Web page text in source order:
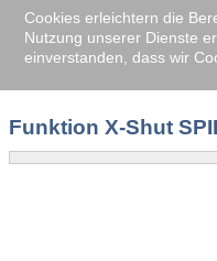
Funktion X-Shut
Cookies erleichtern die
Nutzung unserer Dienste
einverstanden, dass wir